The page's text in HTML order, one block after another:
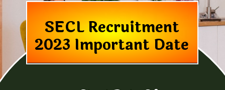
SECL Recruitment
2023 Important Date